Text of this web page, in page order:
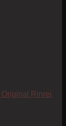
Original Rinrei